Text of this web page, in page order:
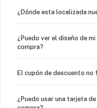
¿Dónde esta localizada
¿Puedo ver el diseño de
compra?
El cupón de descuento no
¿Puedo usar una tarjeta